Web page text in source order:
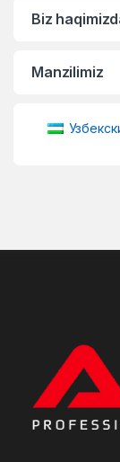
Biz
Manzilimiz